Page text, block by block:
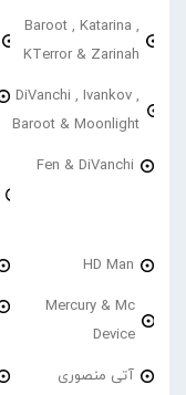
Baroot , Katarina ,
KTerror & Zarinah
DiVanchi , Ivankov ,
Baroot & Moonlight
Fen & DiVanchi
HD Man
Mercury & Mc
Device
آتی منصوری